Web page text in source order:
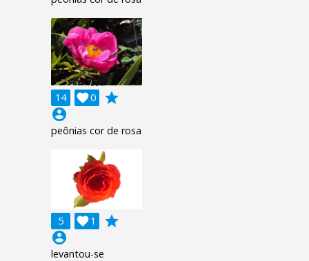
14 0

grade
account_circle
peônias cor de rosa
5 1

grade
account_circle
levantou-se